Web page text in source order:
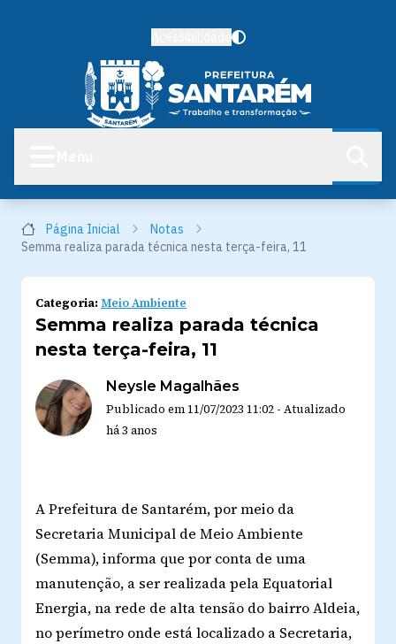
Página Inicial
Notas
Semma realiza parada técnica nesta terça-feira, 11
Categoria:Meio Ambiente
Semma realiza parada técnica
nesta terça-feira, 11
Neysle Magalhães
Publicado em 11/07/2023 11:02 - Atualizado
há 3 anos
A Prefeitura de Santarém, por meio da
Secretaria Municipal de Meio Ambiente
(Semma), informa que por conta de uma
manutenção, a ser realizada pela Equatorial
Energia, na rede de alta tensão do bairro Aldeia,
no perímetro onde está localizado a Secretaria,